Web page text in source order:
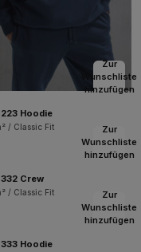
Zur
Wunschliste
hinzufügen
Hoodie
/ Classic Fit
Zur
Wunschliste
hinzufügen
Crew
/ Classic Fit
Zur
Wunschliste
hinzufügen
Hoodie